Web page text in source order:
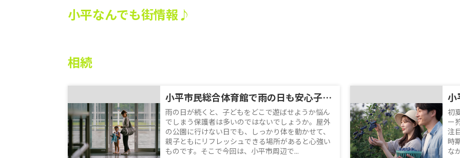
小平なんでも街情報♪
相続
小平市民総合体育館で雨の日も安心子連れレジャー！周辺情報と便利な利用のコツを紹介
雨の日が続くと、子どもをどこで遊ばせようか悩ん
でしまう保護者は多いのではないでしょうか。屋外
の公園に行けない日でも、しっかり体を動かせて、
親子ともにリフレッシュできる場所があると心強い
ものです。そこで今回は、小平市周辺で...
初
ー
注
時
な